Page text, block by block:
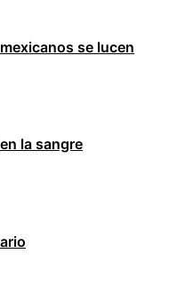
se lucen
la sangre